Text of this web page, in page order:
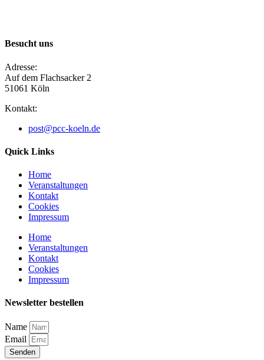
Besucht uns
Adresse:
Auf dem Flachsacker 2
51061 Köln​
Kontakt:
post@pcc-koeln.de
Quick Links
Home
Veranstaltungen
Kontakt
Cookies
Impressum
Home
Veranstaltungen
Kontakt
Cookies
Impressum
Newsletter bestellen
Name
Email
Senden